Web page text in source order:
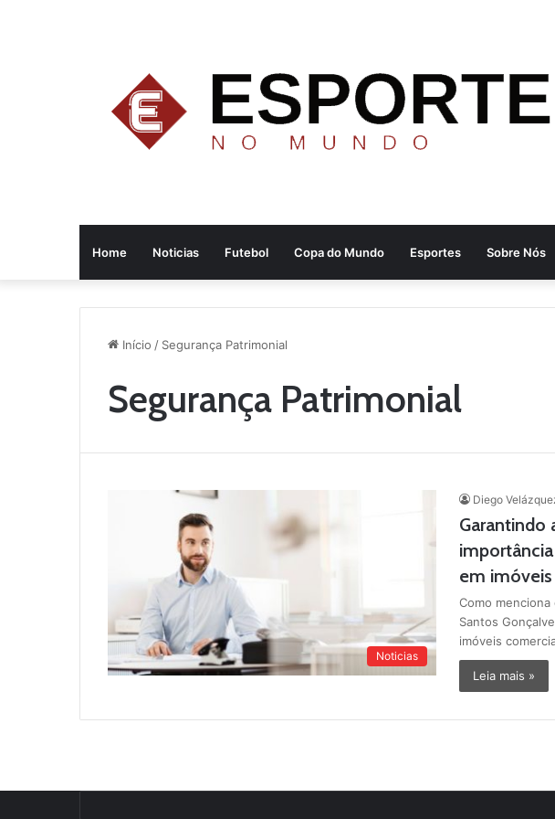
Home Noticias Futebol Copa do Mundo Esportes Sobre Nós
Início / Segurança Patrimonial
Segurança Patrimonial
Noticias
Diego
Garantindo
em
Como
Santos
imóveis
Leia mais »